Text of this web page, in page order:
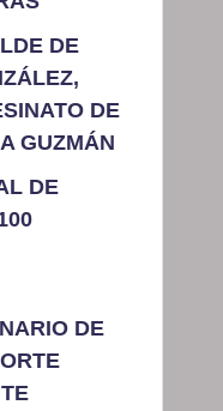
DE
DE
GUZMÁN
DE
DE